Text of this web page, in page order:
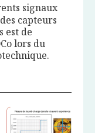
signaux
capteurs
est de
lors du